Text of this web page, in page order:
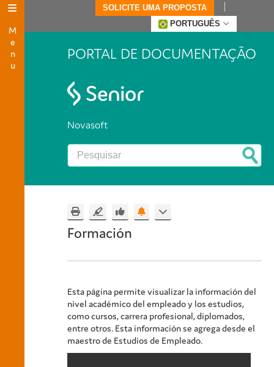
Menu
SOLICITE UMA PROPOSTA
PORTUGUÊS
PORTAL DE DOCUMENTAÇÃO
Novasoft
Formación
Esta página permite visualizar la información del
nivel académico del empleado y los estudios,
como cursos, carrera profesional, diplomados,
entre otros. Esta información se agrega desde el
maestro de Estudios de Empleado.